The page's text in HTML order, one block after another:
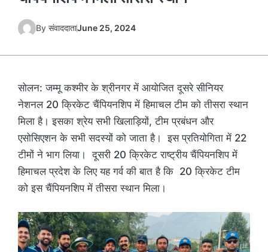
By संवाददाताJune 25, 2024
सोलन: जम्मू कश्मीर के श्रीनगर में आयोजित दूसरे सीनियर
नेशनल 20 क्रिकेट चैंपियनशिप में हिमाचल टीम को तीसरा स्थान
मिला है। इसका श्रेय सभी खिलाड़ियों, टीम प्रबंधन और
एसोसिएशन के सभी सदस्यों को जाता है। इस प्रतियोगिता में 22
टीमों ने भाग लिया। दूसरी 20 क्रिकेट राष्ट्रीय चैंपियनशिप में
हिमाचल प्रदेश के लिए यह गर्व की बात है कि 20 क्रिकेट टीम
को इस चैंपियनशिप में तीसरा स्थान मिला।